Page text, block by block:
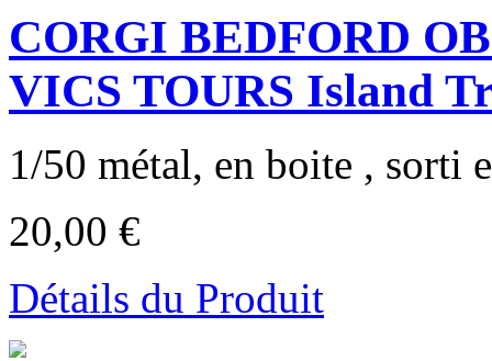
CORGI BEDFORD
VICS TOURS Island
1/50 métal, en boite , sorti
20,00 €
Détails du Produit